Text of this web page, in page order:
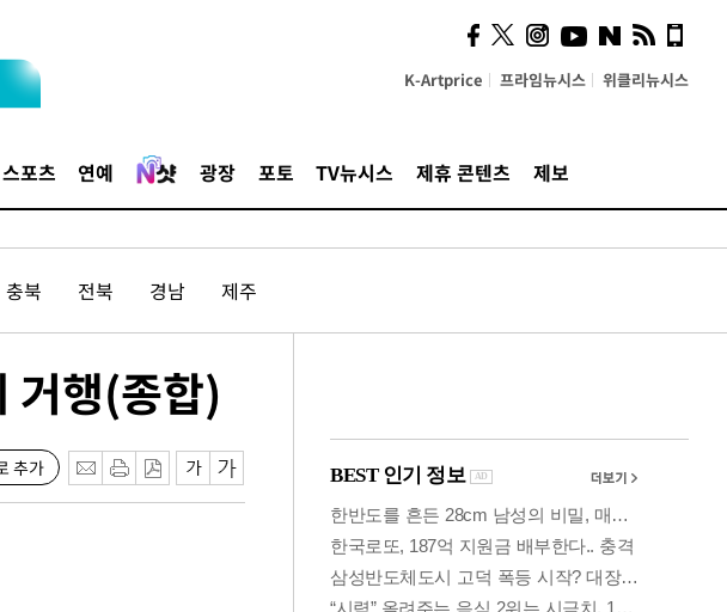
K-Artprice 프라임뉴시스 위클리뉴시스
스포츠 연예 광장 포토 TV뉴시스 제휴 콘텐츠 제보
충북 전북 경남 제주
행(종합)
추가
사이 해답 찾았죠"…알을
깨고 나온 '초자아'